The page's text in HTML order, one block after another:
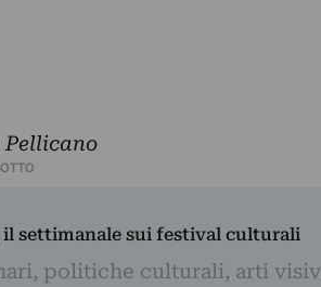
Pellicano
il settimanale sui festival culturali
politiche culturali, arti